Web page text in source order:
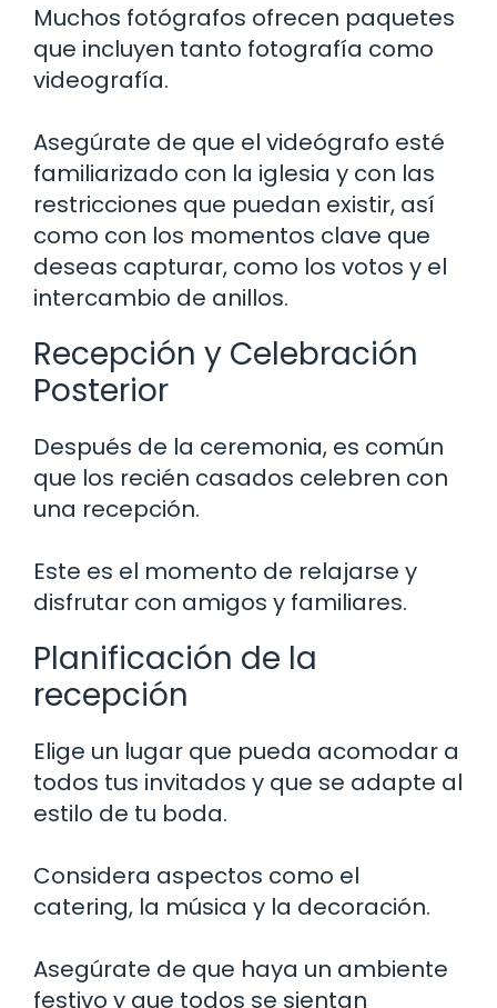
Muchos fotógrafos ofrecen paquetes
que incluyen tanto fotografía como
videografía.
Asegúrate de que el videógrafo esté
familiarizado con la iglesia y con las
restricciones que puedan existir, así
como con los momentos clave que
deseas capturar, como los votos y el
intercambio de anillos.
Recepción y Celebración
Posterior
Después de la ceremonia, es común
que los recién casados celebren con
una recepción.
Este es el momento de relajarse y
disfrutar con amigos y familiares.
Planificación de la
recepción
Elige un lugar que pueda acomodar a
todos tus invitados y que se adapte al
estilo de tu boda.
Considera aspectos como el
catering, la música y la decoración.
Asegúrate de que haya un ambiente
festivo y que todos se sientan